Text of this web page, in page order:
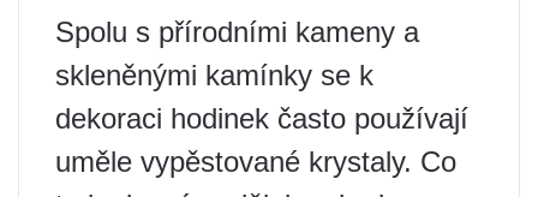
Spolu s přírodními kameny a
skleněnými kamínky se k
dekoraci hodinek často používají
uměle vypěstované krystaly. Co